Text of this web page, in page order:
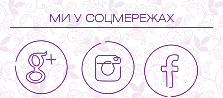
МИ У СОЦМЕРЕЖАХ